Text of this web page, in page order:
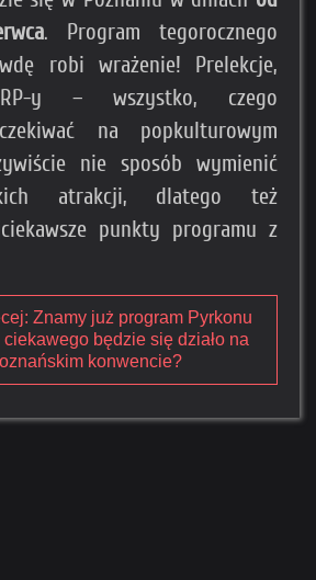
. Program tegorocznego
robi wrażenie! Prelekcje,
y – wszystko, czego
na popkulturowym
nie sposób wymienić
atrakcji, dlatego też
punkty programu z
Znamy już program Pyrkonu
ciekawego będzie się działo na
konwencie?